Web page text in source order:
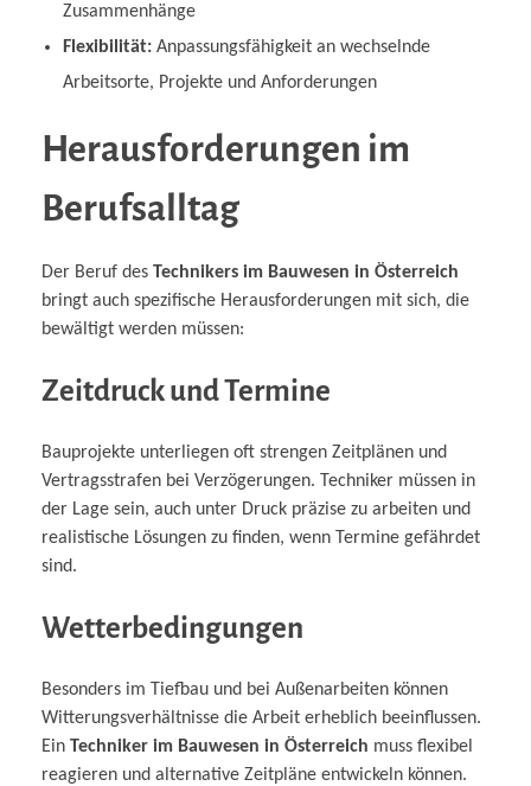
Zusammenhänge
Flexibilität:Anpassungsfähigkeit an wechselnde
Arbeitsorte, Projekte und Anforderungen
Herausforderungen im
Berufsalltag
Der Beruf des Technikers im Bauwesen in Österreich
bringt auch spezifische Herausforderungen mit sich, die
bewältigt werden müssen:
Zeitdruck und Termine
Bauprojekte unterliegen oft strengen Zeitplänen und
Vertragsstrafen bei Verzögerungen. Techniker müssen in
der Lage sein, auch unter Druck präzise zu arbeiten und
realistische Lösungen zu finden, wenn Termine gefährdet
sind.
Wetterbedingungen
Besonders im Tiefbau und bei Außenarbeiten können
Witterungsverhältnisse die Arbeit erheblich beeinflussen.
Ein Techniker im Bauwesen in Österreich muss flexibel
reagieren und alternative Zeitpläne entwickeln können.